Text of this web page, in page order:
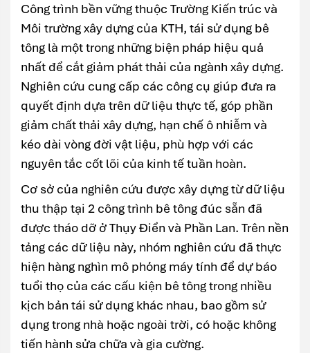
Công trình bền vững thuộc Trường Kiến trúc và
Môi trường xây dựng của KTH, tái sử dụng bê
tông là một trong những biện pháp hiệu quả
nhất để cắt giảm phát thải của ngành xây dựng.
Nghiên cứu cung cấp các công cụ giúp đưa ra
quyết định dựa trên dữ liệu thực tế, góp phần
giảm chất thải xây dựng, hạn chế ô nhiễm và
kéo dài vòng đời vật liệu, phù hợp với các
nguyên tắc cốt lõi của kinh tế tuần hoàn.
Cơ sở của nghiên cứu được xây dựng từ dữ liệu
thu thập tại 2 công trình bê tông đúc sẵn đã
được tháo dỡ ở Thụy Điển và Phần Lan. Trên nền
tảng các dữ liệu này, nhóm nghiên cứu đã thực
hiện hàng nghìn mô phỏng máy tính để dự báo
tuổi thọ của các cấu kiện bê tông trong nhiều
kịch bản tái sử dụng khác nhau, bao gồm sử
dụng trong nhà hoặc ngoài trời, có hoặc không
tiến hành sửa chữa và gia cường.